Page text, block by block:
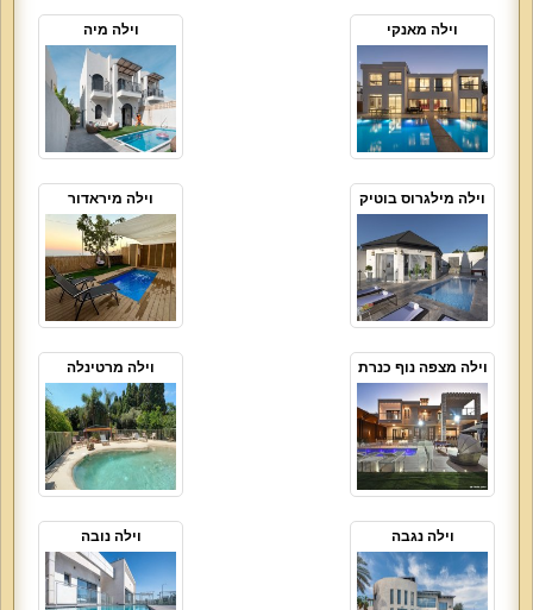
וילה מאנקי וילה מיה
וילה מילגרוס בוטיק וילה מיראדור
וילה מצפה נוף כנרת וילה מרטינלה
וילה נגבה וילה נובה